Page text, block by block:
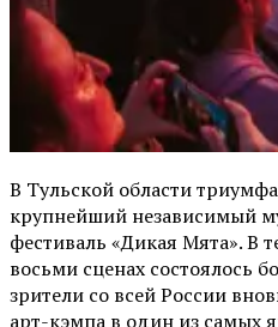
В Тульской области
крупнейший независимый
фестиваль «Дикая Мята». В
восьми сценах состоялось
зрители со всей России
арт-кэмпа в один из самых